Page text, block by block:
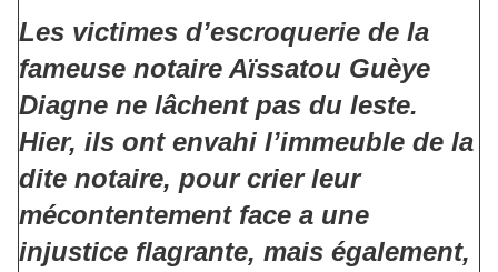
Les victimes d’escroquerie de la
fameuse notaire Aïssatou Guèye
Diagne ne lâchent pas du leste.
Hier, ils ont envahi l’immeuble de la
dite notaire, pour crier leur
mécontentement face a une
injustice flagrante, mais également,